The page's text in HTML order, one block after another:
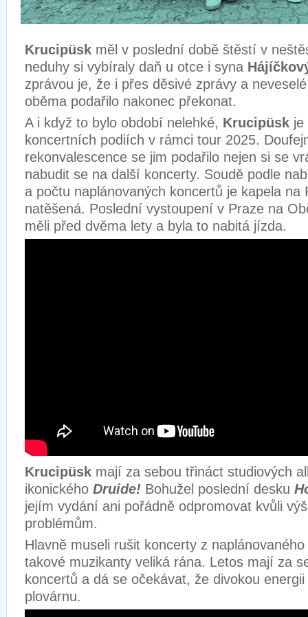
Krucipüsk měl v poslední době štěstí v
neduhy si vybíraly daň u otce i syna
zprávou je, že i přes děsivé zprávy a
oběma podařilo nakonec překonat.
A i když to bylo období nelehké, Krucipüsk je
koncertních podiích v rámci tour 2025.
rekonvalescence se jim podařilo nejen si se
nabudit se na další koncerty. Soudě podle
a počtu naplánovaných koncertů je kapela na
natěšená. Poslední vystoupení v Praze na
měli před dvěma lety a byla to nabitá jízda.
Krucipüsk mají za sebou třináct studiových
ikonického Druide! Bohužel poslední desku
jejím vydání ani pořádně odpromovat kvůli
problémům.
Hlavně museli rušit koncerty z
takové muzikanty veliká rána. Letos mají za
koncertů a dá se očekávat, že divokou
plovárnu.